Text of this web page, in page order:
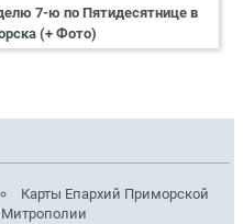
7-ю по Пятидесятнице в
(+ Фото)
Карты Епархий Приморской
Митрополии